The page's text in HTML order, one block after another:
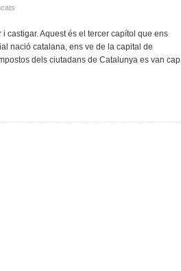
Madrid,
l’apocalipsi,
independència
llibertat
castigar. Aquest és el tercer capítol que ens
nació catalana, ens ve de la capital de
dels ciutadans de Catalunya es van cap